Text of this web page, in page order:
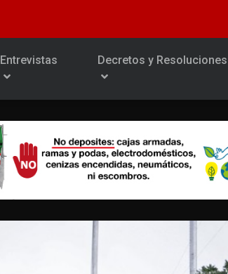
Entrevistas Decretos y Resoluciones